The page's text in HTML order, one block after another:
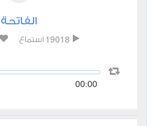
الفاتحة
19018 استماع
00:00